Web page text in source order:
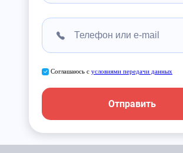
Соглашаюсь с условиями передачи данных
Отправить